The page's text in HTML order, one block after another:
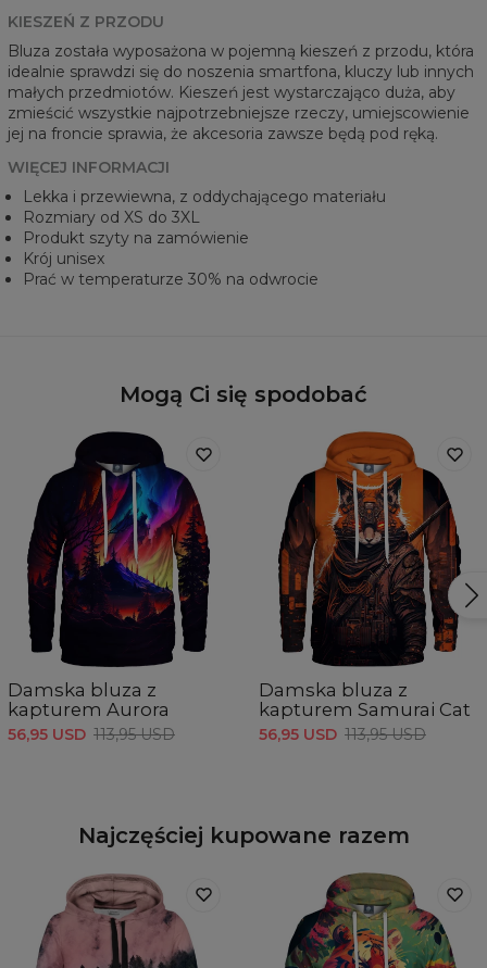
KIESZEŃ Z PRZODU
Bluza została wyposażona w pojemną kieszeń z przodu, która
idealnie sprawdzi się do noszenia smartfona, kluczy lub innych
małych przedmiotów. Kieszeń jest wystarczająco duża, aby
zmieścić wszystkie najpotrzebniejsze rzeczy, umiejscowienie
jej na froncie sprawia, że akcesoria zawsze będą pod ręką.
WIĘCEJ INFORMACJI
Lekka i przewiewna, z oddychającego materiału
Rozmiary od XS do 3XL
Produkt szyty na zamówienie
Krój unisex
Prać w temperaturze 30% na odwrocie
Mogą Ci się spodobać
Damska bluza z
kapturem Aurora
56,95 USD 113,95 USD
Damska bluza z
kapturem Samurai Cat
56,95 USD 113,95 USD
Najczęściej kupowane razem